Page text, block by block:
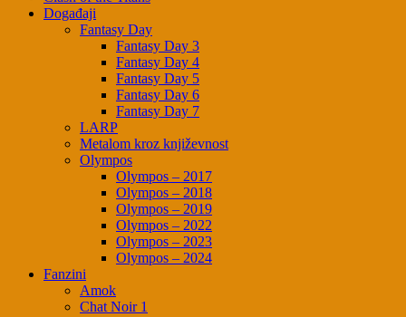
Događaji
Fantasy Day
Fantasy Day 3
Fantasy Day 4
Fantasy Day 5
Fantasy Day 6
Fantasy Day 7
LARP
Metalom kroz književnost
Olympos
Olympos – 2017
Olympos – 2018
Olympos – 2019
Olympos – 2022
Olympos – 2023
Olympos – 2024
Fanzini
Amok
Chat Noir 1